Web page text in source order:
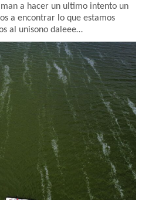
a hacer un ultimo intento un
a encontrar lo que estamos
al unisono daleee…